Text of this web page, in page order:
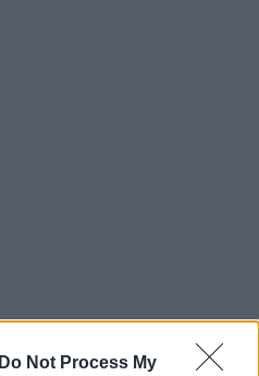
Do Not Process My